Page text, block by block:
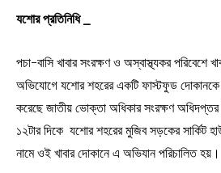
যশোর প্রতিনিধি _
পচা-বাসি খাবার সংরক্ষণ ও অস্বাস্থ্যকর পরিবেশে
অভিযোগে যশোর শহরের একটি ফাস্টফুড দোকানকে
করেছে জাতীয় ভোক্তা অধিকার সংরক্ষণ
১২টার দিকে যশোর শহরের মুজিব সড়কের সার্কিট
নামে ওই খাবার দোকানে এ অভিযান পরিচালিত হয়।